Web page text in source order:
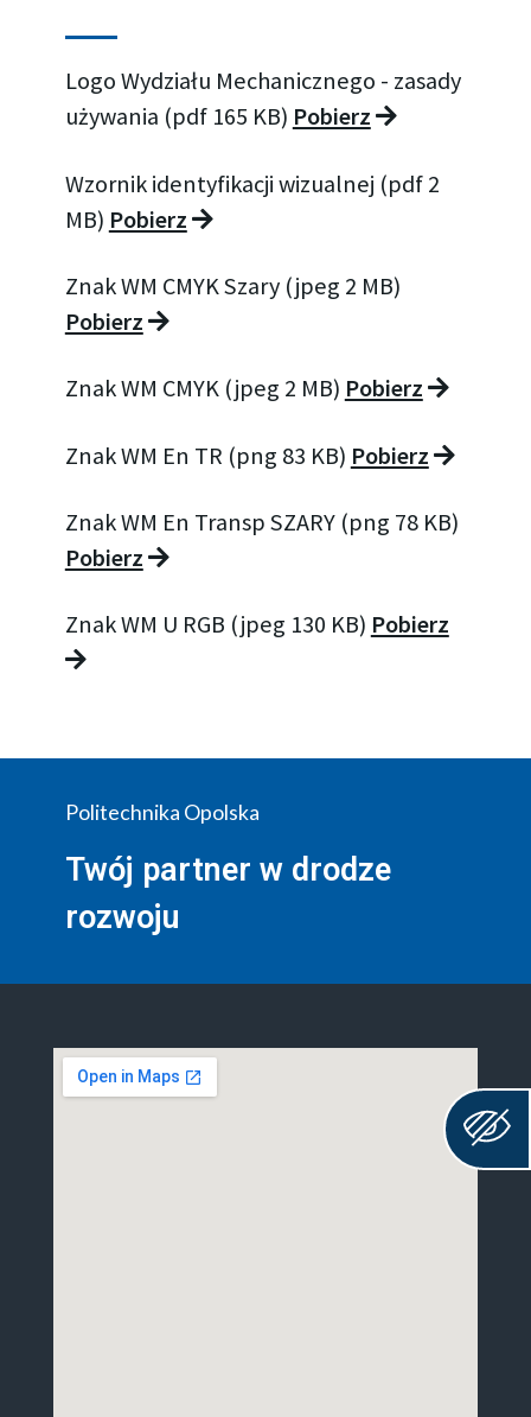
Logo Wydziału Mechanicznego - zasady
używania (pdf 165 KB) Pobierz
Wzornik identyfikacji wizualnej (pdf 2
MB) Pobierz
Znak WM CMYK Szary (jpeg 2 MB)
Pobierz
Znak WM CMYK (jpeg 2 MB) Pobierz
Znak WM En TR (png 83 KB) Pobierz
Znak WM En Transp SZARY (png 78 KB)
Pobierz
Znak WM U RGB (jpeg 130 KB) Pobierz
Politechnika Opolska
Twój partner w drodze
rozwoju